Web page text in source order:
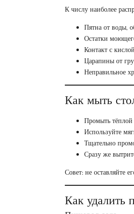
К числу наиболее
Пятна от воды,
Остатки
Контакт с
Царапины от
Неправильное
Как мыть
Промыть
Используйте
Тщательно
Сразу же
Совет: не оставляйте
Как удалить